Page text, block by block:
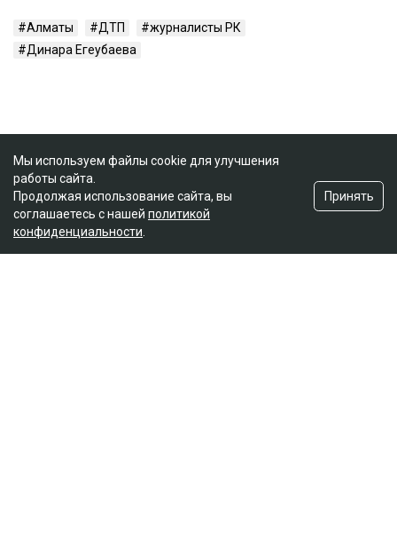
Алматы ДТП
журналисты РК
Динара Егеубаева
Мы используем файлы cookie для улучшения
работы сайта.
Продолжая использование сайта, вы
соглашаетесь с нашей политикой
конфиденциальности
Принять